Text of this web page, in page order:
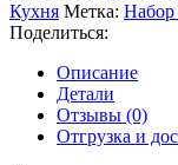
Кухня Метка: Набор
Поделиться:
Описание
Детали
Отзывы (0)
Отгрузка и